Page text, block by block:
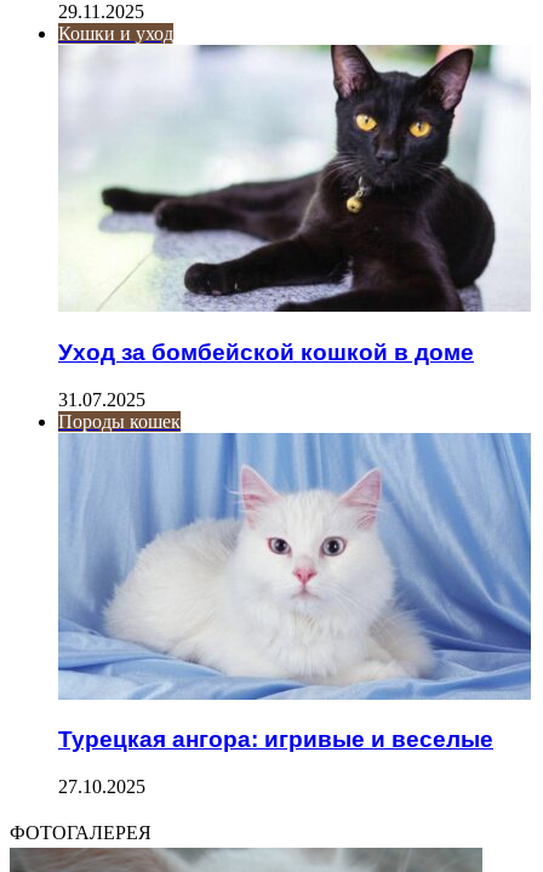
29.11.2025
Кошки и уход
Уход за бомбейской кошкой в доме
31.07.2025
Породы кошек
Турецкая ангора: игривые и веселые
27.10.2025
ФОТОГАЛЕРЕЯ